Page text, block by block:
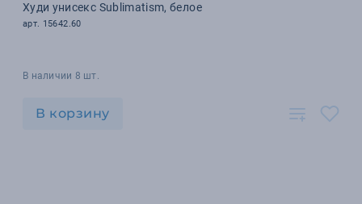
Худи унисекс Sublimatism, белое
арт. 15642.60
В наличии 8 шт.
В корзину